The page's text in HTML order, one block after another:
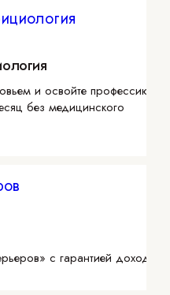
и освойте профессию с
без медицинского
с гарантией дохода